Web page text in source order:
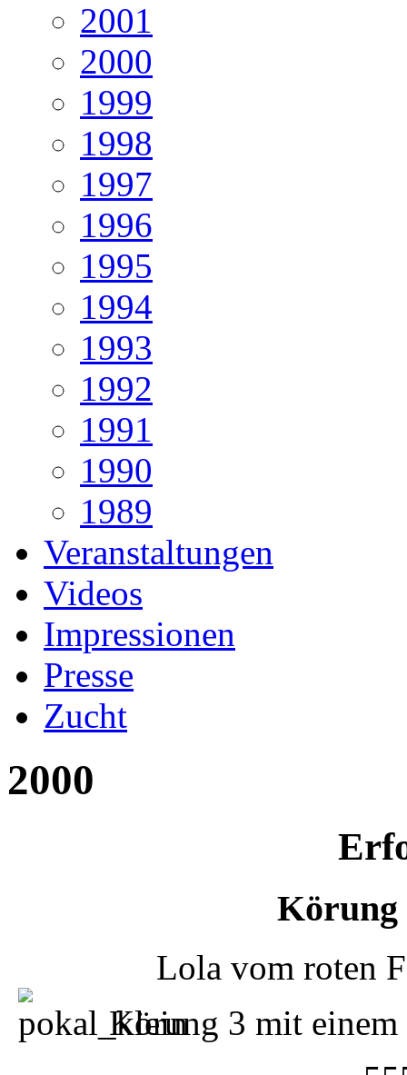
2001
2000
1999
1998
1997
1996
1995
1994
1993
1992
1991
1990
1989
Veranstaltungen
Videos
Impressionen
Presse
Zucht
2000
Körung
Lola vom roten
Körung 3 mit einem